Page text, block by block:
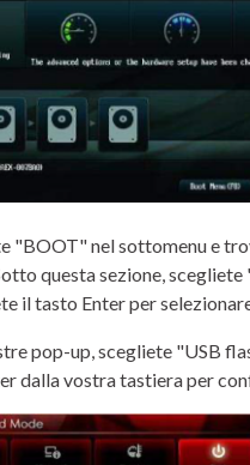
"BOOT" nel sottomenu e
questa sezione,
il tasto Enter per
pop-up, scegliete "USB
dalla vostra tastiera per